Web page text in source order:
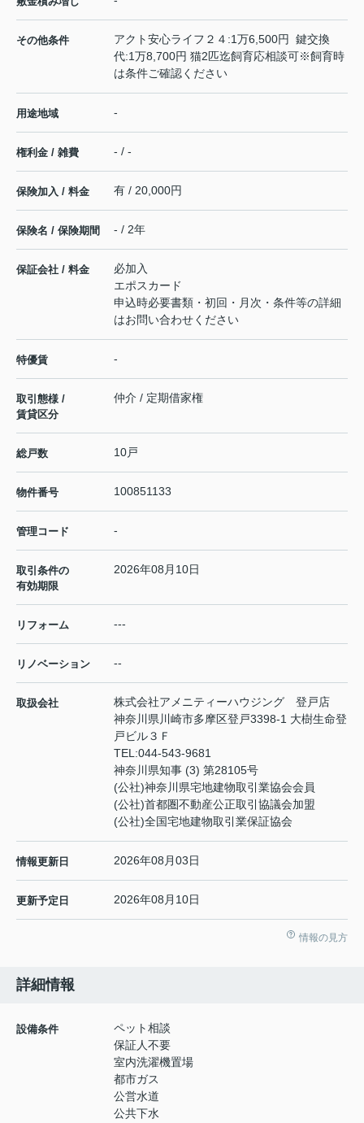
その他条件
アクト安心ライフ２４:1万6,500円 鍵交換
代:1万8,700円 猫2匹迄飼育応相談可※飼育時
は条件ご確認ください
用途地域 -
権利金 / 雑費 - / -
保険加入 / 料金 有 / 20,000円
保険名 / 保険期間 - / 2年
保証会社 / 料金
必加入
エポスカード
申込時必要書類・初回・月次・条件等の詳細
はお問い合わせください
特優賃 -
取引態様 /
賃貸区分
仲介 / 定期借家権
総戸数 10戸
物件番号 100851133
管理コード -
取引条件の
有効期限
2026年08月10日
リフォーム ---
リノベーション --
取扱会社
株式会社アメニティーハウジング 登戸店
神奈川県川崎市多摩区登戸3398-1 大樹生命登
戸ビル３Ｆ
TEL:044-543-9681
神奈川県知事 (3) 第28105号
(公社)神奈川県宅地建物取引業協会会員
(公社)首都圏不動産公正取引協議会加盟
(公社)全国宅地建物取引業保証協会
情報更新日 2026年08月03日
更新予定日 2026年08月10日
情報の見方
詳細情報
設備条件
ペット相談
保証人不要
室内洗濯機置場
都市ガス
公営水道
公共下水